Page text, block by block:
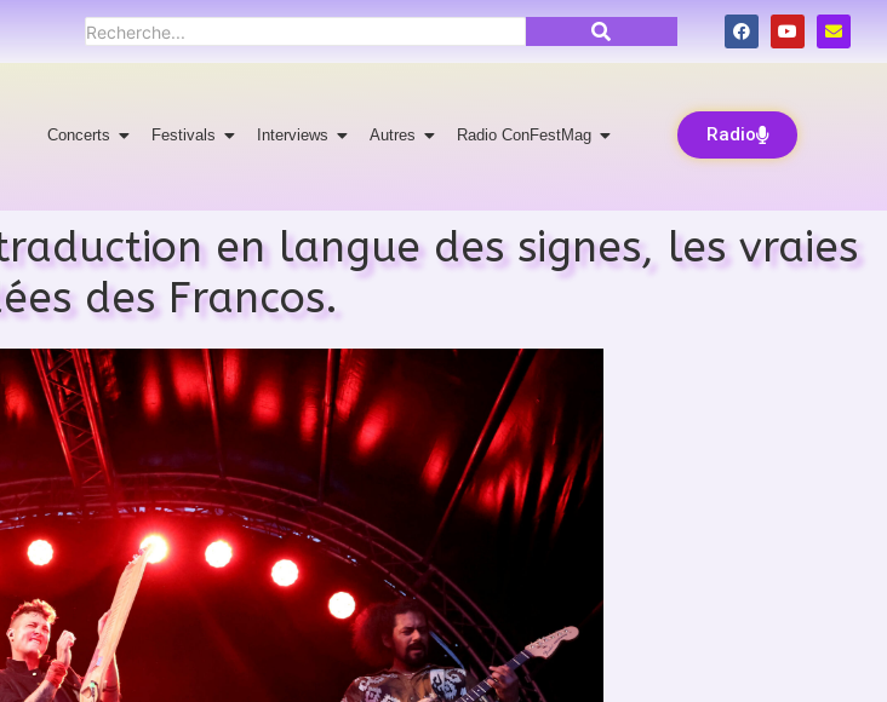
Concerts Festivals Interviews Autres Radio ConFestMag Radio
en langue des signes, les vraies
des Francos.